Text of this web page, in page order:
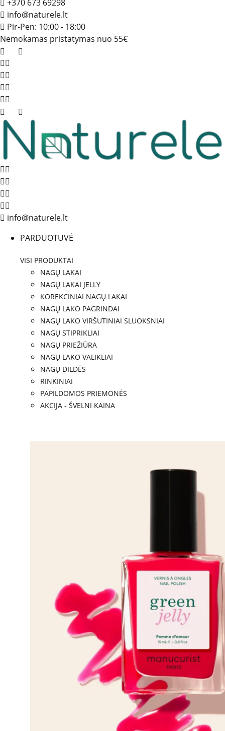
+370 673 69298
info@naturele.lt
Pir-Pen: 10:00 - 18:00
Nemokamas pristatymas nuo 55€
info@naturele.lt
PARDUOTUVĖ
VISI PRODUKTAI
NAGŲ LAKAI
NAGŲ LAKAI JELLY
KOREKCINIAI NAGŲ LAKAI
NAGŲ LAKO PAGRINDAI
NAGŲ LAKO VIRŠUTINIAI SLUOKSNIAI
NAGŲ STIPRIKLIAI
NAGŲ PRIEŽIŪRA
NAGŲ LAKO VALIKLIAI
NAGŲ DILDĖS
RINKINIAI
PAPILDOMOS PRIEMONĖS
AKCIJA - ŠVELNI KAINA